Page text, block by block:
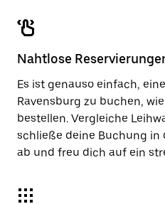
Nahtlose
Es ist genauso einfach,
Ravensburg zu buchen,
bestellen. Vergleiche
schließe deine Buchung in
ab und freu dich auf ein